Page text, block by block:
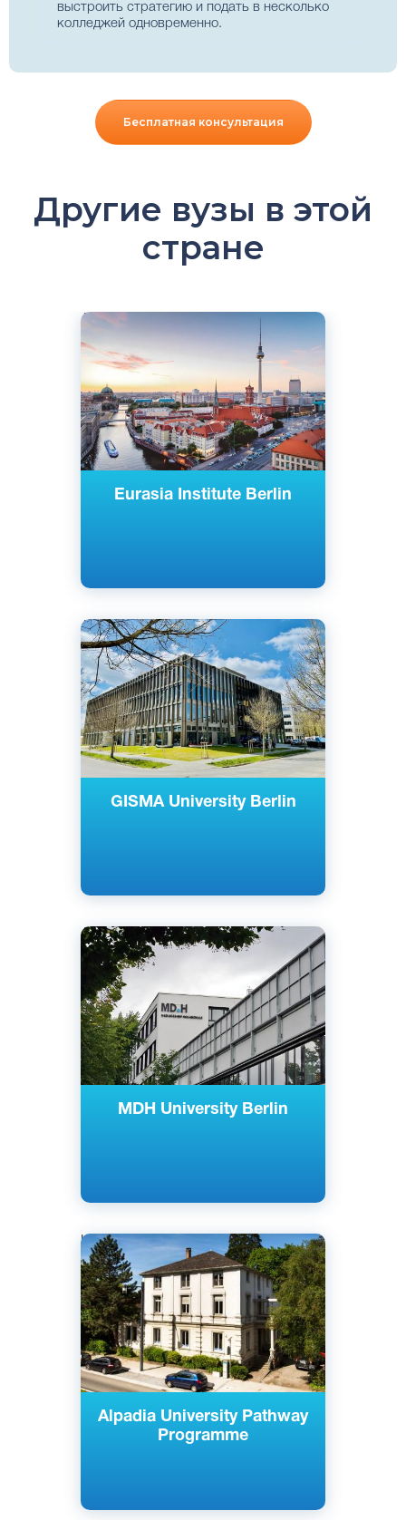
выстроить стратегию и подать в несколько
колледжей одновременно.
Бесплатная консультация
Другие вузы в этой
стране
Eurasia Institute Berlin
Английский
Немецкий
Берлин, Германия
Частный
GISMA University Berlin
Английский
Берлин, Потсдам, Германия
Частный
MDH University Berlin
Английский
Берлин, Дюссельдорф, Германия
Частный
Alpadia University Pathway
Programme
Немецкий
Берлин, Фрайбург, Германия
Частный